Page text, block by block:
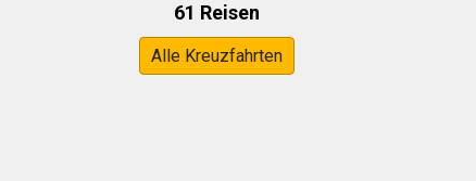
61 Reisen
Alle Kreuzfahrten